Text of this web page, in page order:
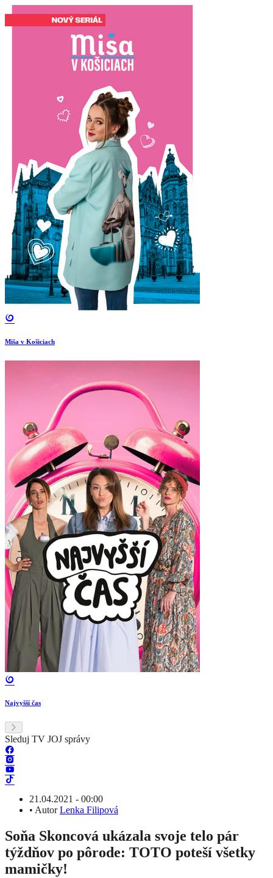
Miša v Košiciach
Najvyšší čas
Sleduj TV JOJ správy
21.04.2021 - 00:00
• AutorLenka Filipová
Soňa Skoncová ukázala svoje telo pár
týždňov po pôrode: TOTO poteší všetky
mamičky!